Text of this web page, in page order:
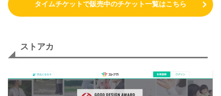
タイムチケットで販売中のチケット一覧はこちら
ストアカ